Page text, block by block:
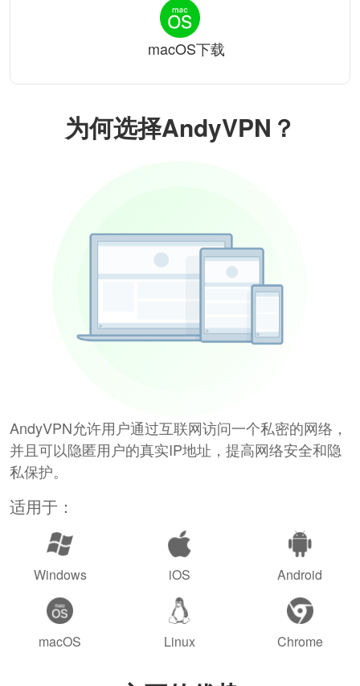
为何选择AndyVPN？
AndyVPN允许用户通过互联网访问一个私密的网络，
并且可以隐匿用户的真实IP地址，提高网络安全和隐
私保护。
适用于：
Windows iOS Android
macOS Linux Chrome
macOS下载